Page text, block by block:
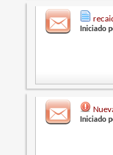
Iniciado
Iniciado